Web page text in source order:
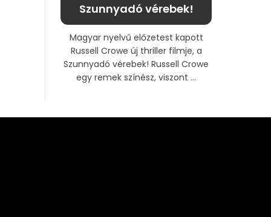
Szunnyadó vérebek!
Magyar nyelvű előzetest kapott
Russell Crowe új thriller filmje, a
Szunnyadó vérebek! Russell Crowe
egy remek színész, viszont ...